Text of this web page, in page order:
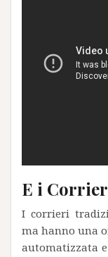
E i
I corrieri
ma hanno una
automatizzata